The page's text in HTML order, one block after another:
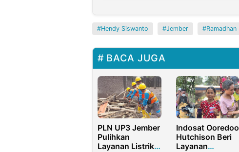
Hendy Siswanto Jember Ramadhan
BACA JUGA
PLN UP3 Jember
Pulihkan
Layanan Listrik
Indosat Ooredoo
Hutchison Beri
Layanan